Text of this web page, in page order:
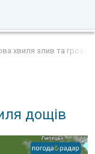
хвиля злив та гроз
дощів